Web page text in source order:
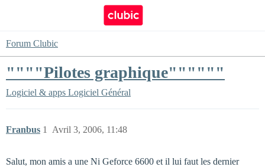
Forum Clubic
""""Pilotes graphique""""""
Logiciel & apps Logiciel Général
Franbus Avril 3, 2006, 11:48
1
Salut, mon amis a une Ni Geforce 6600 et il lui faut les dernier